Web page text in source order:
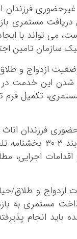
فرزندان
مستمری
می تواند با
سازمان تامین
شدن این خدمت
مستمری، تکمیل
فرزندان
به آنها؛ ادعای
اجرایی،
ازدواج و طلاق‏/
باید انجام